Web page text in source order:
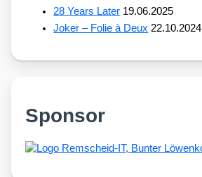
28 Years Later 19.06.2025
Joker – Folie à Deux 22.10.2024
Sponsor